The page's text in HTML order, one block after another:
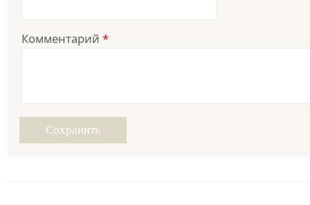
Комментарий *